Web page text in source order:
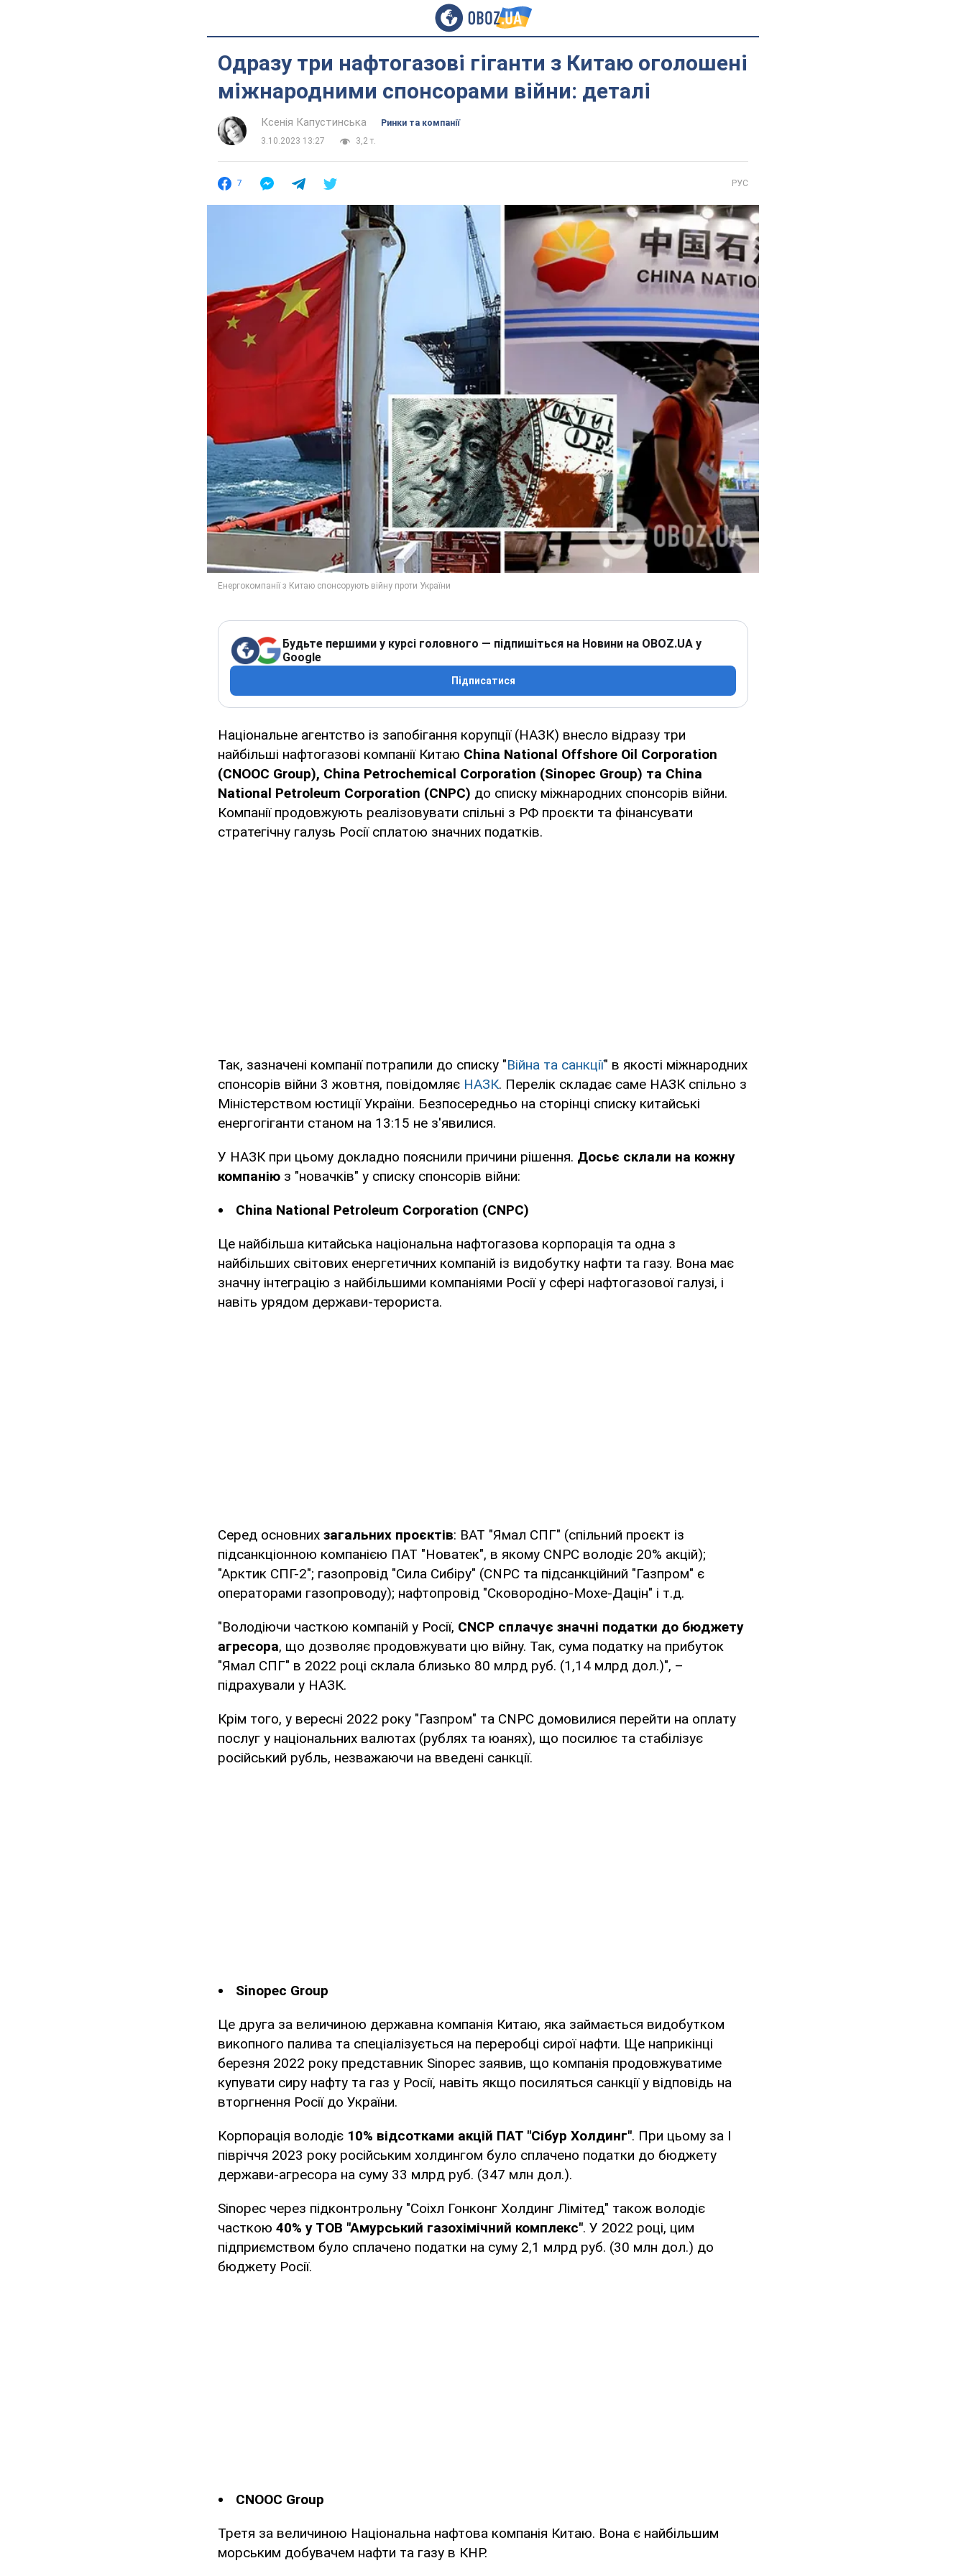
Одразу три нафтогазові гіганти з Китаю оголошені
міжнародними спонсорами війни: деталі
Ксенія Капустинська
Ринки та компанії
3.10.2023 13:27
3,2 т.
7 РУС
Будьте першими у курсі головного — підпишіться на Новини на OBOZ.UA у
Google
Підписатися
Національне агентство із запобігання корупції (НАЗК) внесло відразу три
найбільші нафтогазові компанії Китаю China National Offshore Oil Corporation
(CNOOC Group), China Petrochemical Corporation (Sinopec Group) та China
National Petroleum Corporation (CNPС) до списку міжнародних спонсорів війни.
Компанії продовжують реалізовувати спільні з РФ проєкти та фінансувати
стратегічну галузь Росії сплатою значних податків.
Так, зазначені компанії потрапили до списку "Війна та санкції" в якості міжнародних
спонсорів війни 3 жовтня, повідомляє НАЗК. Перелік складає саме НАЗК спільно з
Міністерством юстиції України. Безпосередньо на сторінці списку китайські
енергогіганти станом на 13:15 не з'явилися.
У НАЗК при цьому докладно пояснили причини рішення. Досьє склали на кожну
компанію з "новачків" у списку спонсорів війни:
China National Petroleum Corporation (CNPС)
Це найбільша китайська національна нафтогазова корпорація та одна з
найбільших світових енергетичних компаній із видобутку нафти та газу. Вона має
значну інтеграцію з найбільшими компаніями Росії у сфері нафтогазової галузі, і
навіть урядом держави-терориста.
Серед основних загальних проєктів: ВАТ "Ямал СПГ" (спільний проєкт із
підсанкціонною компанією ПАТ "Новатек", в якому CNPC володіє 20% акцій);
"Арктик СПГ-2"; газопровід "Сила Сибіру" (CNPC та підсанкційний "Газпром" є
операторами газопроводу); нафтопровід "Сковородіно-Мохе-Дацін" і т.д.
"Володіючи часткою компаній у Росії, CNCP сплачує значні податки до бюджету
агресора, що дозволяє продовжувати цю війну. Так, сума податку на прибуток
"Ямал СПГ" в 2022 році склала близько 80 млрд руб. (1,14 млрд дол.)", –
підрахували у НАЗК.
Крім того, у вересні 2022 року "Газпром" та CNPC домовилися перейти на оплату
послуг у національних валютах (рублях та юанях), що посилює та стабілізує
російський рубль, незважаючи на введені санкції.
Sinopec Group
Це друга за величиною державна компанія Китаю, яка займається видобутком
викопного палива та спеціалізується на переробці сирої нафти. Ще наприкінці
березня 2022 року представник Sinopec заявив, що компанія продовжуватиме
купувати сиру нафту та газ у Росії, навіть якщо посиляться санкції у відповідь на
вторгнення Росії до України.
Корпорація володіє 10% відсотками акцій ПАТ "Сібур Холдинг". При цьому за І
півріччя 2023 року російським холдингом було сплачено податки до бюджету
держави-агресора на суму 33 млрд руб. (347 млн дол.).
Sinopec через підконтрольну "Соіхл Гонконг Холдинг Лімітед" також володіє
часткою 40% у ТОВ "Амурський газохімічний комплекс". У 2022 році, цим
підприємством було сплачено податки на суму 2,1 млрд руб. (30 млн дол.) до
бюджету Росії.
CNOOC Group
Третя за величиною Національна нафтова компанія Китаю. Вона є найбільшим
морським добувачем нафти та газу в КНР.